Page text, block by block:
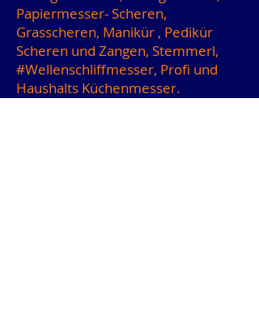
Papiermesser- Scheren,
Grasscheren, Manikür , Pedikür
Scheren und Zangen, Stemmerl,
#Wellenschliffmesser, Profi und
Haushalts Küchenmesser.